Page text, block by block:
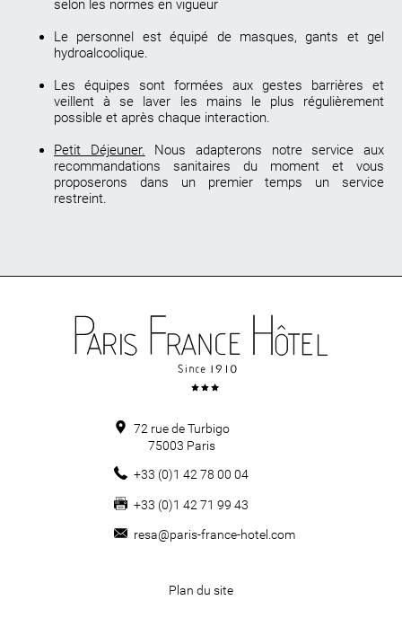
selon les normes en vigueur
Le personnel est équipé de masques, gants et gel
hydroalcoolique.
Les équipes sont formées aux gestes barrières et
veillent à se laver les mains le plus régulièrement
possible et après chaque interaction.
Petit Déjeuner. Nous adapterons notre service aux
recommandations sanitaires du moment et vous
proposerons dans un premier temps un service
restreint.
72 rue de Turbigo
75003 Paris
+33 (0)1 42 78 00 04
+33 (0)1 42 71 99 43
resa@paris-france-hotel.com
Plan du site